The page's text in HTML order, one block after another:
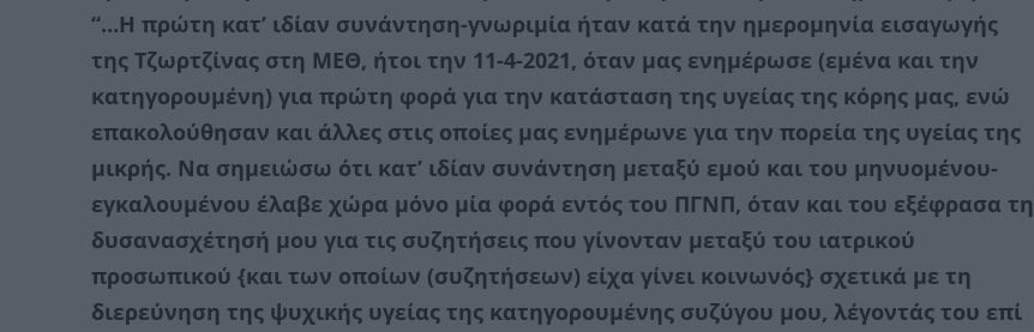
“…Η πρώτη κατ’ ιδίαν συνάντηση-γνωριμία ήταν κατά την ημερομηνία εισαγωγής
της Τζωρτζίνας στη ΜΕΘ, ήτοι την 11-4-2021, όταν μας ενημέρωσε (εμένα και την
κατηγορουμένη) για πρώτη φορά για την κατάσταση της υγείας της κόρης μας, ενώ
επακολούθησαν και άλλες στις οποίες μας ενημέρωνε για την πορεία της υγείας της
μικρής. Να σημειώσω ότι κατ’ ιδίαν συνάντηση μεταξύ εμού και του μηνυομένου-
εγκαλουμένου έλαβε χώρα μόνο μία φορά εντός του ΠΓΝΠ, όταν και του εξέφρασα τη
δυσανασχέτησή μου για τις συζητήσεις που γίνονταν μεταξύ του ιατρικού
προσωπικού {και των οποίων (συζητήσεων) είχα γίνει κοινωνός} σχετικά με τη
διερεύνηση της ψυχικής υγείας της κατηγορουμένης συζύγου μου, λέγοντάς του επί